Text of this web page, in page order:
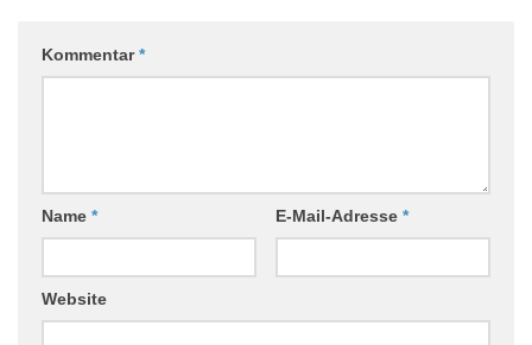
Kommentar*
Name * E-Mail-Adresse *
Website